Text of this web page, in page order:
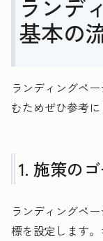
ランデ
基本の
ランディングペ
むためぜひ参考に
1. 施策の
ランディングペ
標を設定します。